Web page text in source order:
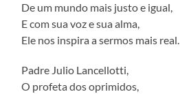
De um mundo mais justo e igual,
E com sua voz e sua alma,
Ele nos inspira a sermos mais real.
Padre Julio Lancellotti,
O profeta dos oprimidos,